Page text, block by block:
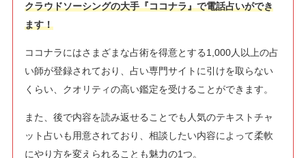
クラウドソーシングの大手『ココナラ』で電話占いができ
ます！
ココナラにはさまざまな占術を得意とする1,000人以上の占
い師が登録されており、占い専門サイトに引けを取らない
くらい、クオリティの高い鑑定を受けることができます。
また、後で内容を読み返せることでも人気のテキストチャ
ット占いも用意されており、相談したい内容によって柔軟
にやり方を変えられることも魅力の1つ。